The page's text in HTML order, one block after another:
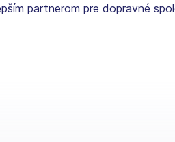
partnerom pre dopravné